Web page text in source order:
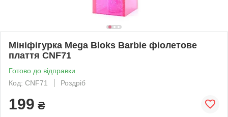
Мініфігурка Mega Bloks Barbie фіолетове
плаття CNF71
Готово до відправки
Код: CNF71
Роздріб
199 ₴